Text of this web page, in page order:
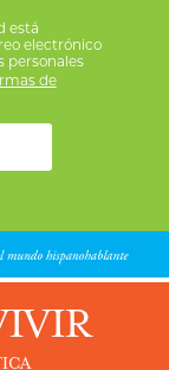
está
electrónico
personales
de